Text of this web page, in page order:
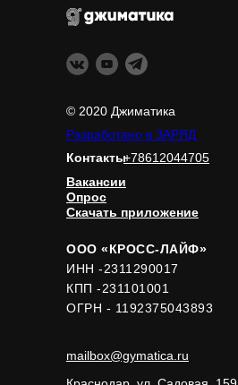
© 2020 Джиматика
Разработано в ЗАРЯД
Контакты
Вакансии
Опрос
Скачать приложение
+78612044705
mailbox@gymatica.ru
ООО «КРОСС-ЛАЙФ»
ИНН -2311290017
КПП -231101001
ОГРН - 1192375043893